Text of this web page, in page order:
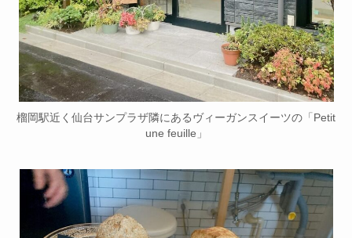
榴岡駅近く仙台サンプラザ隣にあるヴィーガンスイーツの「Petit
une feuille」